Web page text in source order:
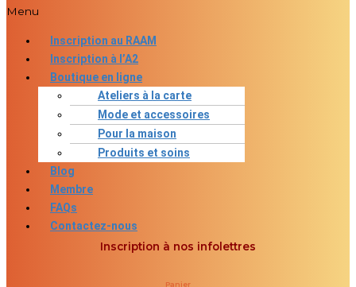
Menu
Inscription au RAAM
Inscription à l’A2
Boutique en ligne
Ateliers à la carte
Mode et accessoires
Pour la maison
Produits et soins
Blog
Membre
FAQs
Contactez-nous
Inscription à nos infolettres
Panier